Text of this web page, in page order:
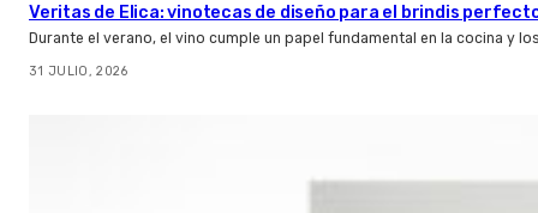
Veritas de Elica: vinotecas de diseño para el brindis
Durante el verano, el vino cumple un papel fundamental en la cocina y
31 JULIO, 2026